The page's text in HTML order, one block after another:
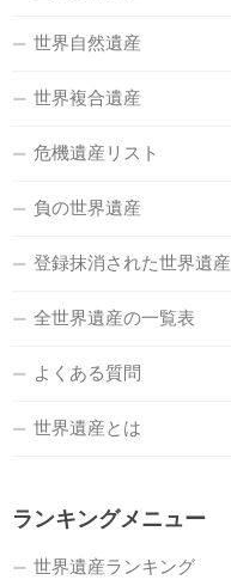
世界自然遺産
世界複合遺産
危機遺産リスト
負の世界遺産
登録抹消された世界遺産
全世界遺産の一覧表
よくある質問
世界遺産とは
ランキングメニュー
世界遺産ランキング